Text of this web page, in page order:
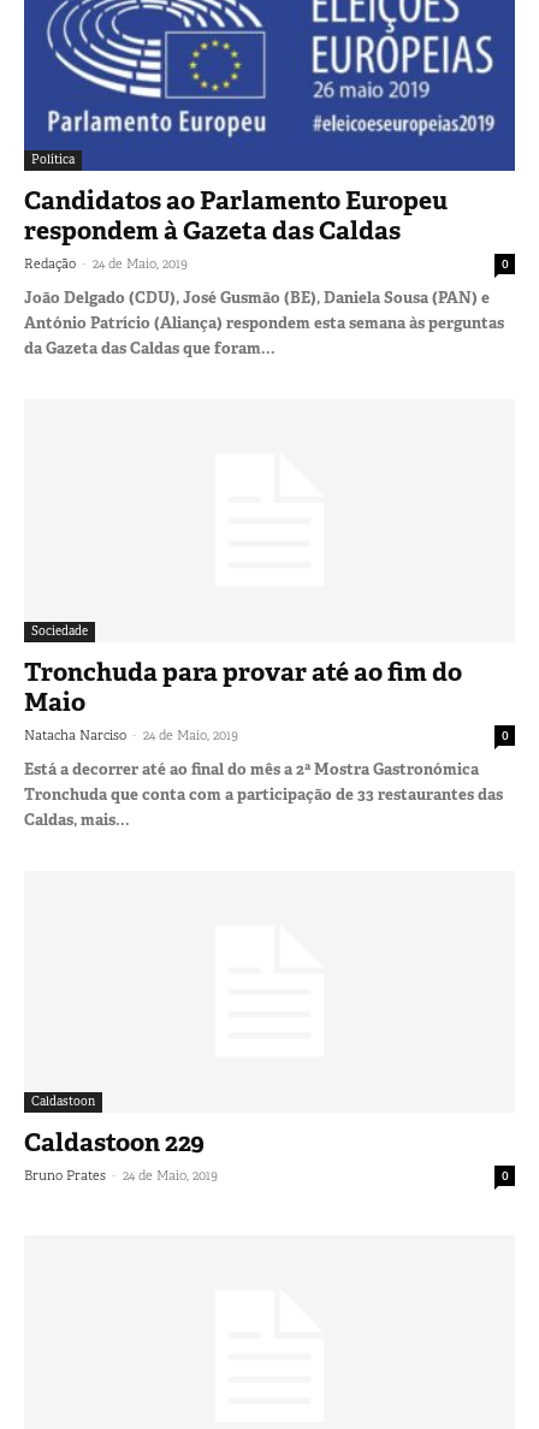
Política
Candidatos ao Parlamento Europeu
respondem à Gazeta das Caldas
Redação - 24 de Maio, 2019 0
João Delgado (CDU), José Gusmão (BE), Daniela Sousa (PAN) e
António Patrício (Aliança) respondem esta semana às perguntas
da Gazeta das Caldas que foram...
Sociedade
Tronchuda para provar até ao fim do
Maio
Natacha Narciso - 24 de Maio, 2019 0
Está a decorrer até ao final do mês a 2ª Mostra Gastronómica
Tronchuda que conta com a participação de 33 restaurantes das
Caldas, mais...
Caldastoon
Caldastoon 229
Bruno Prates - 24 de Maio, 2019 0